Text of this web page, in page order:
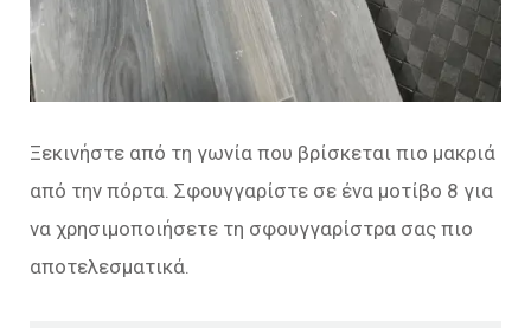
Ξεκινήστε από τη γωνία που βρίσκεται πιο μακριά
από την πόρτα. Σφουγγαρίστε σε ένα μοτίβο 8 για
να χρησιμοποιήσετε τη σφουγγαρίστρα σας πιο
αποτελεσματικά.